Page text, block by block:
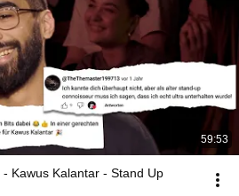
59:53
- Kawus Kalantar - Stand Up